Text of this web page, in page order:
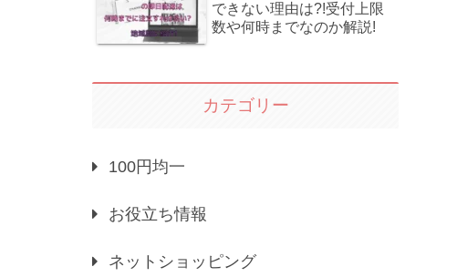
できない理由は?!受付上限
数や何時までなのか解説!
カテゴリー
100円均一
お役立ち情報
ネットショッピング